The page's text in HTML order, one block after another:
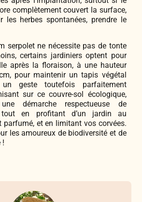
complètement couvert la surface,
les herbes spontanées, prendre le
serpolet ne nécessite pas de tonte
certains jardiniers optent pour
après la floraison, à une hauteur
pour maintenir un tapis végétal
geste toutefois parfaitement
sur ce couvre-sol écologique,
démarche respectueuse de
tout en profitant d’un jardin au
parfumé, et en limitant vos corvées.
les amoureux de biodiversité et de
!